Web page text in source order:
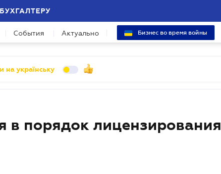
БУХГАЛТЕРУ
События Актуально Бизнес во время войны
на українську
в порядок лицензирования